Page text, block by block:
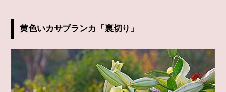
黄色いカサブランカ「裏切り」